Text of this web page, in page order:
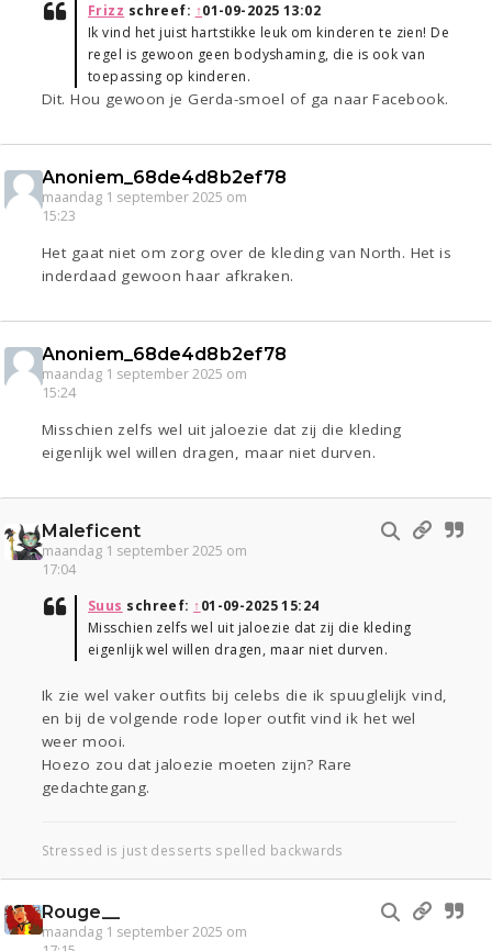
Frizz schreef: ↑01-09-2025 13:02
Ik vind het juist hartstikke leuk om kinderen te zien! De
regel is gewoon geen bodyshaming, die is ook van
toepassing op kinderen.
Dit. Hou gewoon je Gerda-smoel of ga naar Facebook.
Anoniem_68de4d8b2ef78
maandag 1 september 2025 om
15:23
Het gaat niet om zorg over de kleding van North. Het is
inderdaad gewoon haar afkraken.
Anoniem_68de4d8b2ef78
maandag 1 september 2025 om
15:24
Misschien zelfs wel uit jaloezie dat zij die kleding
eigenlijk wel willen dragen, maar niet durven.
Maleficent
maandag 1 september 2025 om
17:04
Suus schreef: ↑01-09-2025 15:24
Misschien zelfs wel uit jaloezie dat zij die kleding
eigenlijk wel willen dragen, maar niet durven.
Ik zie wel vaker outfits bij celebs die ik spuuglelijk vind,
en bij de volgende rode loper outfit vind ik het wel
weer mooi.
Hoezo zou dat jaloezie moeten zijn? Rare
gedachtegang.
Stressed is just desserts spelled backwards
Rouge__
maandag 1 september 2025 om